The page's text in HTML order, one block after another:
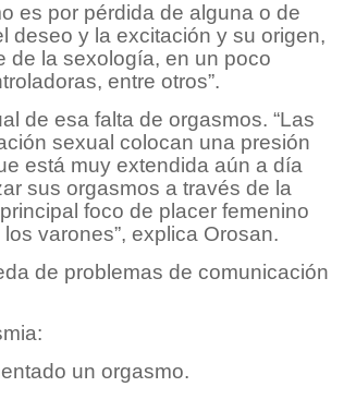
es por pérdida de alguna o de
deseo y la excitación y su origen,
de la sexología, en un poco
entre otros”.
de esa falta de orgasmos. “Las
sexual colocan una presión
está muy extendida aún a día
sus orgasmos a través de la
foco de placer femenino
varones”, explica Orosan.
de problemas de comunicación
un orgasmo.